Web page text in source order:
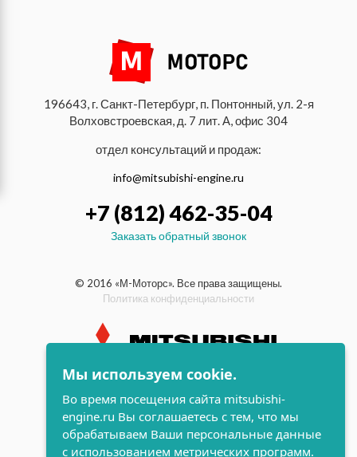
196643, г. Санкт-Петербург, п. Понтонный, ул. 2-я
Волховстроевская, д. 7 лит. А, офис 304
отдел консультаций и продаж:
info@mitsubishi-engine.ru
+7 (812) 462-35-04
Заказать обратный звонок
© 2016 «М-Моторс». Все права защищены.
Политика конфиденциальности
индустриальные и морские
дизельные двигатели Mitsubishi
разработка сайта
Мы используем cookie.
Во время посещения сайта mitsubishi-
engine.ru Вы соглашаетесь с тем, что мы
обрабатываем Ваши персональные данные
с использованием метрических программ.